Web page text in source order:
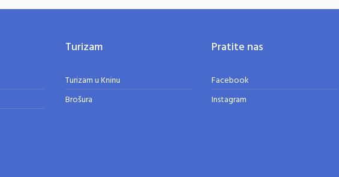
Turizam
Turizam u Kninu
Brošura
Pratite nas
Facebook
Instagram